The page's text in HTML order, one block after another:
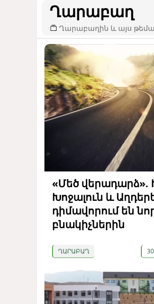
Ղարաբաղ
Ղարաբաղին և այս
«Մեծ վերադարձ».
Խոջալուն և
դիմավորում են
բնակիչներին
ՂԱՐԱԲԱՂ